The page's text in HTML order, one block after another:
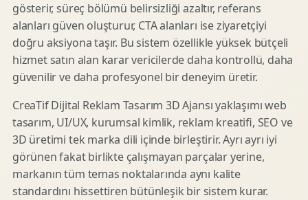
gösterir, süreç bölümü belirsizliği azaltır, referans
alanları güven oluşturur, CTA alanları ise ziyaretçiyi
doğru aksiyona taşır. Bu sistem özellikle yüksek bütçeli
hizmet satın alan karar vericilerde daha kontrollü, daha
güvenilir ve daha profesyonel bir deneyim üretir.
CreaTif Dijital Reklam Tasarım 3D Ajansı yaklaşımı web
tasarım, UI/UX, kurumsal kimlik, reklam kreatifi, SEO ve
3D üretimi tek marka dili içinde birleştirir. Ayrı ayrı iyi
görünen fakat birlikte çalışmayan parçalar yerine,
markanın tüm temas noktalarında aynı kalite
standardını hissettiren bütünleşik bir sistem kurar.